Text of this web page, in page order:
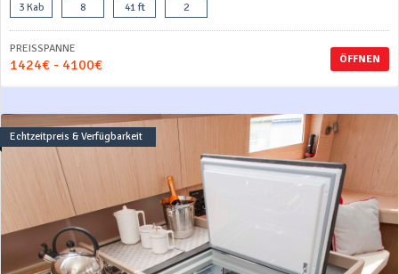
3 Kab 8 41 ft 2
ÖFFNEN
PREISSPANNE
1424€ - 4100€
Echtzeitpreis & Verfügbarkeit